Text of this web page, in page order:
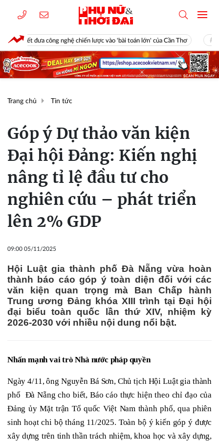
nghệ chiến lược vào 'bài toán lớn' của Cần Thơ Công an phối
Trang chủ Tin tức
Góp ý Dự thảo văn kiện
Đại hội Đảng: Kiến nghị
nâng tỉ lệ đầu tư cho
nghiên cứu – phát triển
lên 2% GDP
09:00 05/11/2025
Hội Luật gia thành phố Đà Nẵng vừa hoàn
thành báo cáo góp ý toàn diện đối với các
văn kiện quan trọng mà Ban Chấp hành
Trung ương Đảng khóa XIII trình tại Đại hội
đại biểu toàn quốc lần thứ XIV, nhiệm kỳ
2026-2030 với nhiều nội dung nổi bật.
Nhấn mạnh vai trò Nhà nước pháp quyền
Ngày 4/11, ông Nguyễn Bá Sơn, Chủ tịch Hội Luật gia thành
phố Đà Nẵng cho biết, Báo cáo thực hiện theo chỉ đạo của
Đảng ủy Mặt trận Tổ quốc Việt Nam thành phố, qua phiên
sinh hoạt chi bộ tháng 11/2025. Toàn bộ ý kiến góp ý được
xây dựng trên tinh thần trách nhiệm, khoa học và xây dựng,